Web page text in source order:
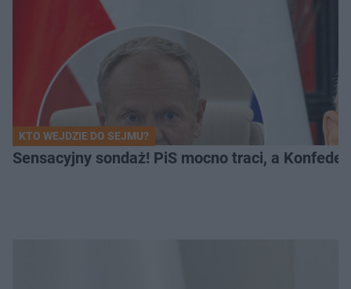
KTO WEJDZIE DO SEJMU?
Sensacyjny sondaż! PiS mocno traci, a